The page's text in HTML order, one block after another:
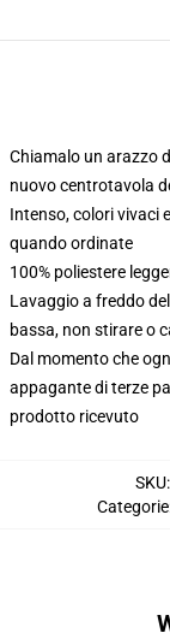
Chiamalo un arazzo
nuovo centrotavola
Intenso, colori vivaci
quando ordinate
100% poliestere
Lavaggio a freddo
bassa, non stirare o
Dal momento che
appagante di terze
prodotto ricevuto
SKU:
Categorie